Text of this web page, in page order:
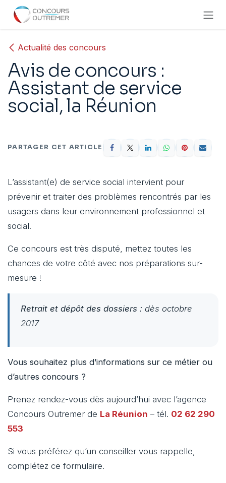
Se rendre au contenu
Actualité des concours
Avis de concours :
Assistant de service
social, la Réunion
L’assistant(e) de service social intervient pour
prévenir et traiter des problèmes rencontrés par les
usagers dans leur environnement professionnel et
social.
Ce concours est très disputé, mettez toutes les
chances de votre côté avec nos préparations sur-
mesure !
Retrait et dépôt des dossiers : dès octobre
2017
Vous souhaitez plus d’informations sur ce métier ou
d’autres concours ?
Prenez rendez-vous dès aujourd’hui avec l’agence
Concours Outremer de La Réunion – tél. 02 62 290
553
Si vous préférez qu’un conseiller vous rappelle,
complétez ce formulaire.
PARTAGER CET ARTICLE